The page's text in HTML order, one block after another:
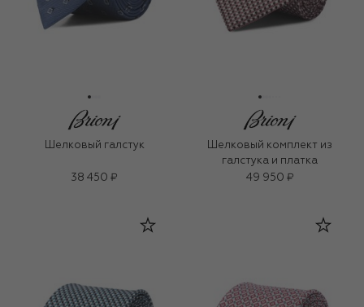
Шелковый галстук
38 450 ₽
Шелковый комплект из
галстука и платка
49 950 ₽